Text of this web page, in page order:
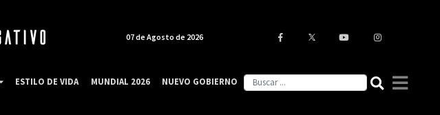
07 de Agosto de 2026
ESTILO DE VIDA MUNDIAL 2026 NUEVO GOBIERNO